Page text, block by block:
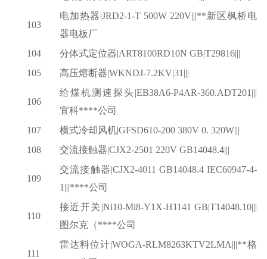
103
电加热器|JRD2-1-T 500W 220V|||**新区枫桥电
器电板厂
104
分体式定位器|ART8100RD10N GB|T29816|||
105
高压熔断器|WKNDJ-7.2KV|31|||
106
给煤机测速探头|EB38A6-P4AR-360.ADT201|||
宜科****公司
107
横式冷却风机|GFSD610-200 380V 0. 320W|||
108
交流接触器|CJX2-2501 220V GB14048.4|||
109
交流接触器|CJX2-4011 GB14048.4 IEC60947-4-
1|||****公司
110
接近开关 |Ni10-Mi8-Y1X-H1141 GB|T14048.10|||
图尔克（****公司
111
雷达料位计|WOGA-RLM8263KTV2LMA|||**格